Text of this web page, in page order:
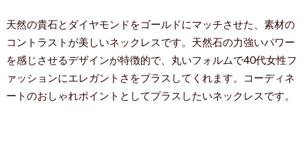
天然の貴石とダイヤモンドをゴールドにマッチさせた、素材の
コントラストが美しいネックレスです。天然石の力強いパワー
を感じさせるデザインが特徴的で、丸いフォルムで40代女性フ
ァッションにエレガントさをプラスしてくれます。コーディネ
ートのおしゃれポイントとしてプラスしたいネックレスです。